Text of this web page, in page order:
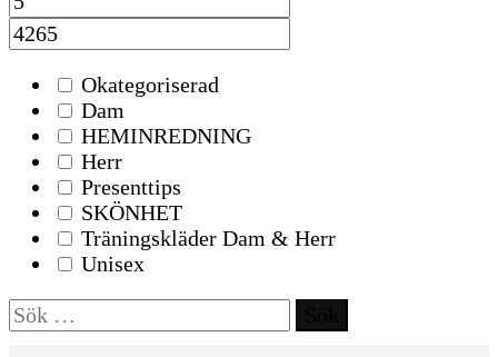
Okategoriserad
Dam
HEMINREDNING
Herr
Presenttips
SKÖNHET
Träningskläder Dam & Herr
Unisex
Sök
efter: